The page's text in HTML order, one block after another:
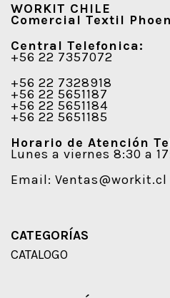
WORKIT CHILE
Comercial Textil
Central Telefonica:
+56 22 7357072
+56 22 7328918
+56 22 5651187
+56 22 5651184
+56 22 5651185
Horario de Atención
Lunes a viernes 8:30 a
Email: Ventas@workit.cl
CATEGORÍAS
CATALOGO